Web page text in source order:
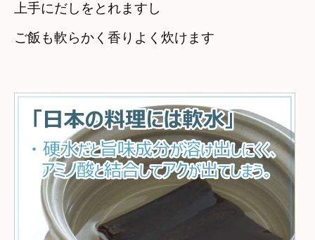
上手にだしをとれますし
ご飯も軟らかく香りよく炊けます